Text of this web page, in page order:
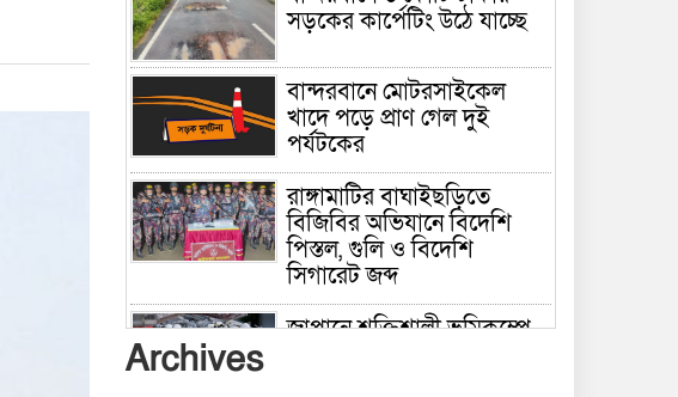
সড়কের কার্পেটিং উঠে যাচ্ছে
বান্দরবানে মোটরসাইকেল
খাদে পড়ে প্রাণ গেল দুই
পর্যটকের
রাঙ্গামাটির বাঘাইছড়িতে
বিজিবির অভিযানে বিদেশি
পিস্তল, গুলি ও বিদেশি
সিগারেট জব্দ
জাপানে শক্তিশালী ভূমিকম্পে
Archives